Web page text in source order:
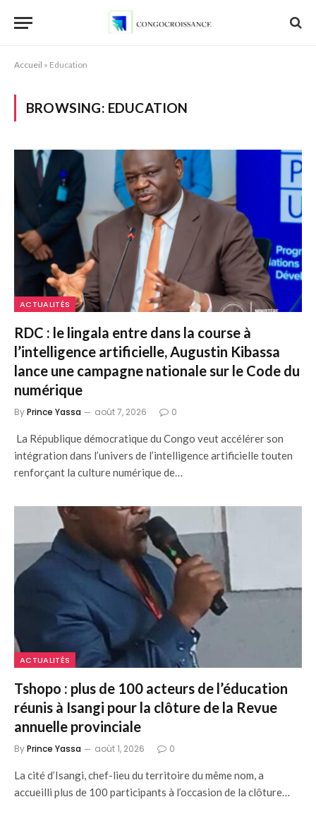
Accueil » Education
BROWSING: EDUCATION
ACTUALITÉS
RDC : le lingala entre dans la course à
l’intelligence artificielle, Augustin Kibassa
lance une campagne nationale sur le Code du
numérique
ByPrince Yassa août 7, 2026 0
La République démocratique du Congo veut accélérer son
intégration dans l’univers de l’intelligence artificielle touten
renforçant la culture numérique de…
ACTUALITÉS
Tshopo : plus de 100 acteurs de l’éducation
réunis à Isangi pour la clôture de la Revue
annuelle provinciale
ByPrince Yassa août 1, 2026 0
La cité d’Isangi, chef-lieu du territoire du même nom, a
accueilli plus de 100 participants à l’occasion de la clôture…